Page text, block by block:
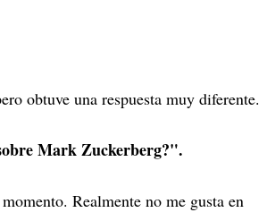
obtuve una respuesta muy diferente.
Mark Zuckerberg?".
Realmente no me gusta en